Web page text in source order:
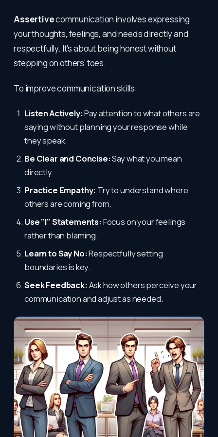
Assertivecommunication involves expressing
your thoughts, feelings, and needs directly and
respectfully. It's about being honest without
stepping on others' toes.
To improve communication skills:
Listen Actively:Pay attention to what others are
saying without planning your response while
they speak.
Be Clear and Concise:Say what you mean
directly.
Practice Empathy: Try to understand where
others are coming from.
Use "I" Statements:Focus on your feelings
rather than blaming.
Learn to Say No:Respectfully setting
boundaries is key.
Seek Feedback:Ask how others perceive your
communication and adjust as needed.